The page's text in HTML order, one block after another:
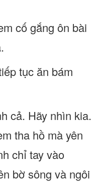
cố gắng ôn bài
tục ăn bám
cả. Hãy nhìn kia.
tha hồ mà yên
chỉ tay vào
bờ sông và ngôi